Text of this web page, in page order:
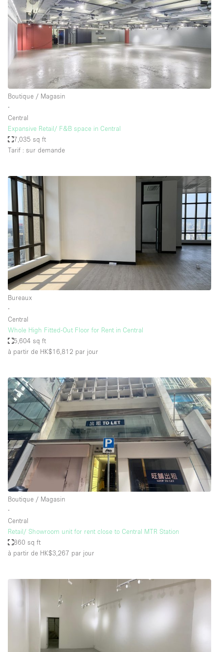
Boutique / Magasin
∙
Central
Expansive Retail/ F&B space in Central
7,035 sq ft
Tarif : sur demande
Bureaux
∙
Central
Whole High Fitted-Out Floor for Rent in Central
5,604 sq ft
à partir de HK$16,812 par jour
Boutique / Magasin
∙
Central
Retail/ Showroom unit for rent close to Central MTR Station
860 sq ft
à partir de HK$3,267 par jour